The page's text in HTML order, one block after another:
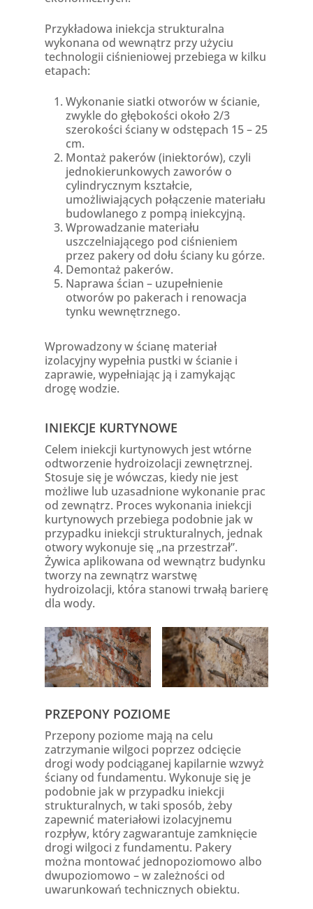
Przykładowa iniekcja strukturalna
wykonana od wewnątrz przy użyciu
technologii ciśnieniowej przebiega w kilku
etapach:
Wykonanie siatki otworów w ścianie,
zwykle do głębokości około 2/3
szerokości ściany w odstępach 15 – 25
cm.
Montaż pakerów (iniektorów), czyli
jednokierunkowych zaworów o
cylindrycznym kształcie,
umożliwiających połączenie materiału
budowlanego z pompą iniekcyjną.
Wprowadzanie materiału
uszczelniającego pod ciśnieniem
przez pakery od dołu ściany ku górze.
Demontaż pakerów.
Naprawa ścian – uzupełnienie
otworów po pakerach i renowacja
tynku wewnętrznego.
Wprowadzony w ścianę materiał
izolacyjny wypełnia pustki w ścianie i
zaprawie, wypełniając ją i zamykając
drogę wodzie.
INIEKCJE KURTYNOWE
Celem iniekcji kurtynowych jest wtórne
odtworzenie hydroizolacji zewnętrznej.
Stosuje się je wówczas, kiedy nie jest
możliwe lub uzasadnione wykonanie prac
od zewnątrz. Proces wykonania iniekcji
kurtynowych przebiega podobnie jak w
przypadku iniekcji strukturalnych, jednak
otwory wykonuje się „na przestrzał”.
Żywica aplikowana od wewnątrz budynku
tworzy na zewnątrz warstwę
hydroizolacji, która stanowi trwałą barierę
dla wody.
PRZEPONY POZIOME
Przepony poziome mają na celu
zatrzymanie wilgoci poprzez odcięcie
drogi wody podciąganej kapilarnie wzwyż
ściany od fundamentu. Wykonuje się je
podobnie jak w przypadku iniekcji
strukturalnych, w taki sposób, żeby
zapewnić materiałowi izolacyjnemu
rozpływ, który zagwarantuje zamknięcie
drogi wilgoci z fundamentu. Pakery
można montować jednopoziomowo albo
dwupoziomowo – w zależności od
uwarunkowań technicznych obiektu.